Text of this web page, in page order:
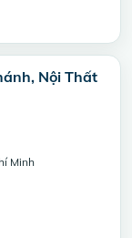
Nội Thất
Minh